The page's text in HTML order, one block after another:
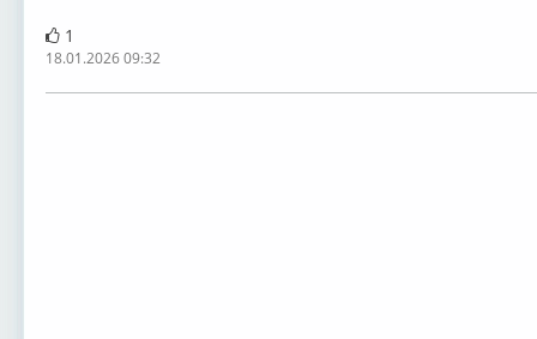
1
18.01.2026 09:32